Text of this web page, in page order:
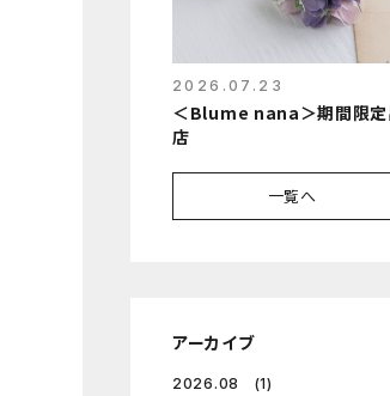
2026.07.23
＜Blume nana＞期間限定
店
一覧へ
アーカイブ
2026.08 (1)